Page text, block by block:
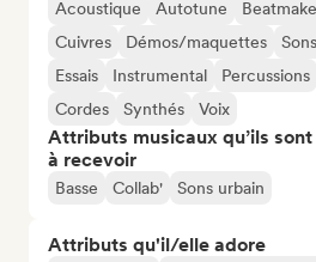
Acoustique Autotune
Cuivres
Démos/maquettes
Essais
Instrumental Percussions
Cordes
Synthés Voix
Attributs musicaux qu’ils
à recevoir
Basse Collab' Sons urbain
Attributs qu'il/elle adore